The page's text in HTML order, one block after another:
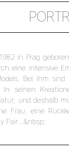
in Prag
eine intensive
Bei ihm
In seinen
und deshalb
Frau, eine
Fair...&nbsp;